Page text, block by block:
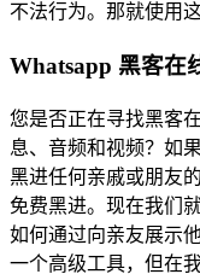
不法行为。那就使用
Whatsapp 黑客在
您是否正在寻找黑客
息、音频和视频？如
黑进任何亲戚或朋友
免费黑进。现在我们
如何通过向亲友展示
一个高级工具，但在